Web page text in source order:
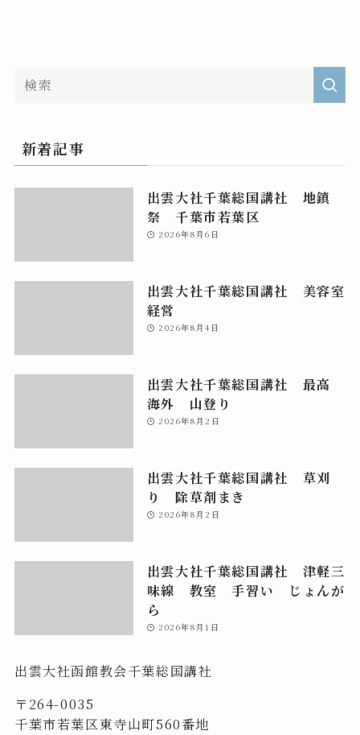
新着記事
出雲大社千葉総国講社 地鎮
祭 千葉市若葉区
2026年8月6日
出雲大社千葉総国講社 美容室
経営
2026年8月4日
出雲大社千葉総国講社 最高
海外 山登り
2026年8月2日
出雲大社千葉総国講社 草刈
り 除草剤まき
2026年8月2日
出雲大社千葉総国講社 津軽三
味線 教室 手習い じょんが
ら
2026年8月1日
出雲大社函館教会千葉総国講社
〒264-0035
千葉市若葉区東寺山町560番地